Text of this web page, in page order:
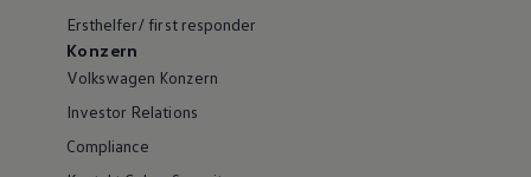
Ersthelfer/ first responder
Konzern
Volkswagen Konzern
Investor Relations
Compliance